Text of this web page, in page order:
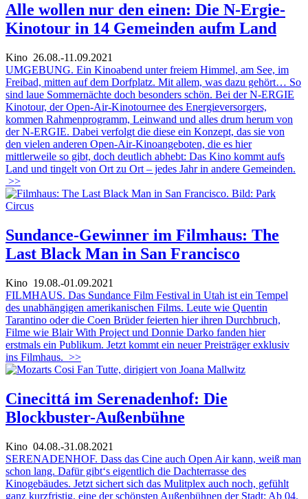
Alle wollen nur den einen: Die N-Ergie-
Kinotour in 14 Gemeinden aufm Land
Kino 26.08.-11.09.2021
UMGEBUNG. Ein Kinoabend unter freiem Himmel, am See, im
Freibad, mitten auf dem Dorfplatz. Mit allem, was dazu gehört… So
sind laue Sommernächte doch besonders schön. Bei der N-ERGIE
Kinotour, der Open-Air-Kinotournee des Energieversorgers,
kommen Rahmenprogramm, Leinwand und alles drum herum von
der N-ERGIE. Dabei verfolgt die diese ein Konzept, das sie von
den vielen anderen Open-Air-Kinoangeboten, die es hier
mittlerweile so gibt, doch deutlich abhebt: Das Kino kommt aufs
Land und tingelt von Ort zu Ort – jedes Jahr in andere Gemeinden.
>>
Sundance-Gewinner im Filmhaus: The
Last Black Man in San Francisco
Kino 19.08.-01.09.2021
FILMHAUS. Das Sundance Film Festival in Utah ist ein Tempel
des unabhängigen amerikanischen Films. Leute wie Quentin
Tarantino oder die Coen Brüder feierten hier ihren Durchbruch,
Filme wie Blair With Project und Donnie Darko fanden hier
erstmals ein Publikum. Jetzt kommt ein neuer Preisträger exklusiv
ins Filmhaus. >>
Cinecittá im Serenadenhof: Die
Blockbuster-Außenbühne
Kino 04.08.-31.08.2021
SERENADENHOF. Dass das Cine auch Open Air kann, weiß man
schon lang. Dafür gibt‘s eigentlich die Dachterrasse des
Kinogebäudes. Jetzt sichert sich das Mulitplex auch noch, gefühlt
ganz kurzfristig, eine der schönsten Außenbühnen der Stadt: Ab 04.